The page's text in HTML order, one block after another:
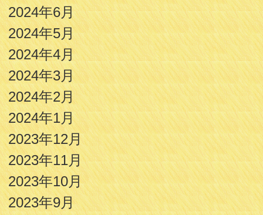
2024年6月
2024年5月
2024年4月
2024年3月
2024年2月
2024年1月
2023年12月
2023年11月
2023年10月
2023年9月